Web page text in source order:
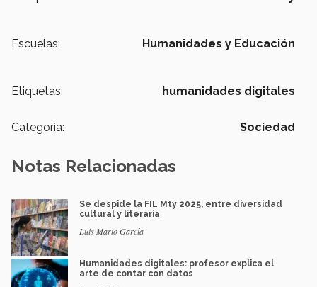
Escuelas: Humanidades y Educación
Etiquetas: humanidades digitales
Categoría: Sociedad
Notas Relacionadas
Se despide la FIL Mty 2025, entre diversidad
cultural y literaria
Luis Mario García
Humanidades digitales: profesor explica el
arte de contar con datos